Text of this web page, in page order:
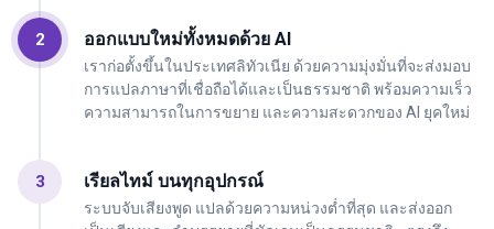
2 ออกแบบใหม่ทั้งหมดด้วย AI
เราก่อตั้งขึ้นในประเทศลิทัวเนีย ด้วยความมุ่งมั่นที่จะส่งมอบ
การแปลภาษาที่เชื่อถือได้และเป็นธรรมชาติ พร้อมความเร็ว
ความสามารถในการขยาย และความสะดวกของ AI ยุคใหม่
3 เรียลไทม์ บนทุกอุปกรณ์
ระบบจับเสียงพูด แปลด้วยความหน่วงต่ำที่สุด และส่งออก